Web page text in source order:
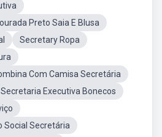
Preto Saia E Blusa
Secretary Ropa
Com Camisa Secretária
Executiva Bonecos
Social Secretária